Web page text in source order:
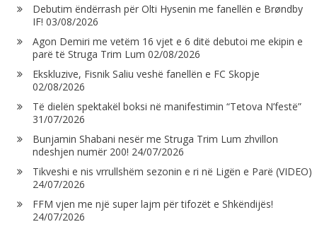
Debutim ëndërrash për Olti Hysenin me fanellën e Brøndby
IF! 03/08/2026
Agon Demiri me vetëm 16 vjet e 6 ditë debutoi me ekipin e
parë të Struga Trim Lum 02/08/2026
Ekskluzive, Fisnik Saliu veshë fanellën e FC Skopje
02/08/2026
Të dielën spektakël boksi në manifestimin “Tetova N’festë”
31/07/2026
Bunjamin Shabani nesër me Struga Trim Lum zhvillon
ndeshjen numër 200! 24/07/2026
Tikveshi e nis vrrullshëm sezonin e ri në Ligën e Parë (VIDEO)
24/07/2026
FFM vjen me një super lajm për tifozët e Shkëndijës!
24/07/2026